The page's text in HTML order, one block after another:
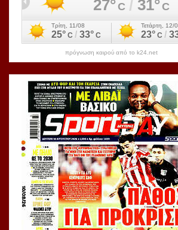
πρόγνωση καιρού από το k24.net